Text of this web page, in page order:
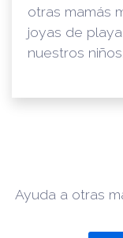
otras mamás
joyas de
nuestros niños.
Ayuda a otras